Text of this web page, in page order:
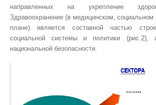
направленных на укрепление
Здравоохранение (в медицинском, социальном
плане) является составной частью
социальной системы и политики (рис.2),
национальной безопасности.